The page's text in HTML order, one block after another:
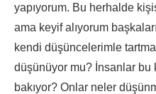
yapıyorum. Bu herhalde
ama keyif alıyorum
kendi düşüncelerimle
düşünüyor mu? İnsanlar bu
bakıyor? Onlar neler